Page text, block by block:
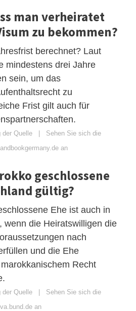
man verheiratet
zu bekommen?
berechnet? Laut
mindestens drei Jahre
sein, um das
zu
Frist gilt auch für
der Quelle | Sehen Sie sich die
an
geschlossene
gültig?
Ehe ist auch in
wenn die Heiratswilligen die
nach
und die Ehe
Recht
der Quelle | Sehen Sie sich die
an